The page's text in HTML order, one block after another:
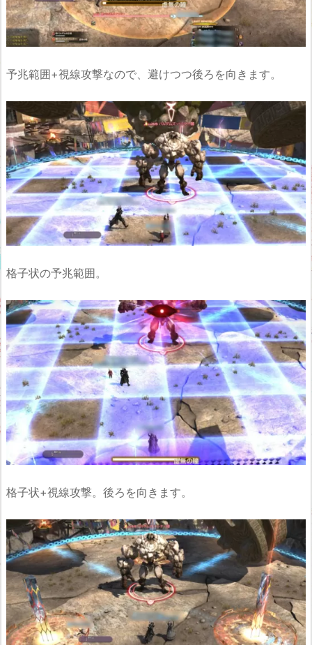
予兆範囲+視線攻撃なので、避けつつ後ろを向きます。
格子状の予兆範囲。
格子状+視線攻撃。後ろを向きます。